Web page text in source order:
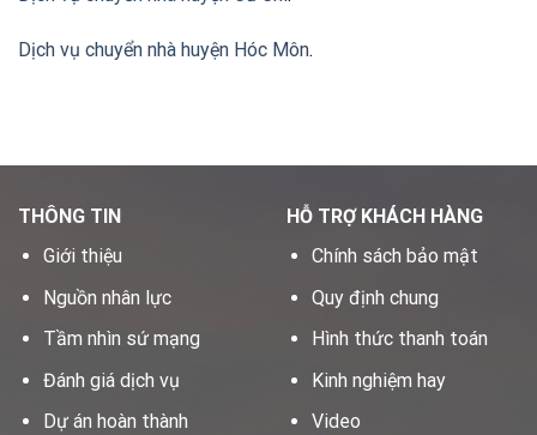
Dịch vụ chuyển nhà huyện Hóc Môn.
THÔNG TIN
Giới thiệu
Nguồn nhân lực
Tầm nhìn sứ mạng
Đánh giá dịch vụ
Dự án hoàn thành
HỖ TRỢ KHÁCH HÀNG
Chính sách bảo mật
Quy định chung
Hình thức thanh toán
Kinh nghiệm hay
Video